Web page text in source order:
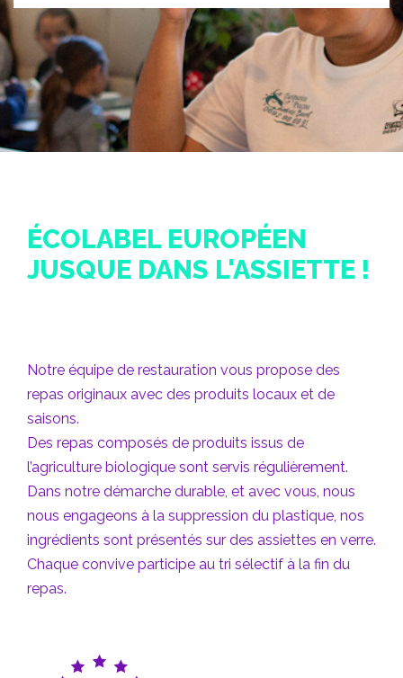
ÉCOLABEL EUROPÉEN
JUSQUE DANS L'ASSIETTE !
Notre équipe de restauration vous propose des
repas originaux avec des produits locaux et de
saisons.
Des repas composés de produits issus de
l’agriculture biologique sont servis régulièrement.
Dans notre démarche durable, et avec vous, nous
nous engageons à la suppression du plastique, nos
ingrédients sont présentés sur des assiettes en verre.
Chaque convive participe au tri sélectif à la fin du
repas.